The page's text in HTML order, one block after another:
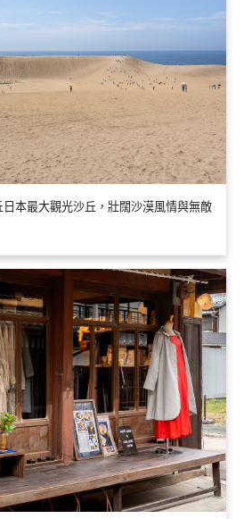
日本最大觀光沙丘，壯闊沙漠風情與無敵